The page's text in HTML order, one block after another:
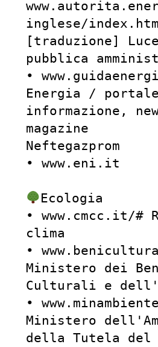
inglese/index.htm
[traduzione]
pubblica
•
Energia /
informazione,
magazine
Neftegazprom
• www.eni.it
Ecologia
• www.cmcc.it/#
clima
•
Ministero dei
Culturali e
•
Ministero
della Tutela